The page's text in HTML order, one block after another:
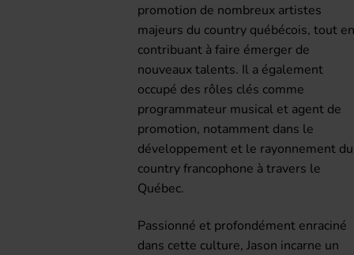
promotion de nombreux artistes
majeurs du country québécois, tout
contribuant à faire émerger de
nouveaux talents. Il a également
occupé des rôles clés comme
programmateur musical et agent de
promotion, notamment dans le
développement et le rayonnement du
country francophone à travers le
Québec.
Passionné et profondément enraciné
dans cette culture, Jason incarne un